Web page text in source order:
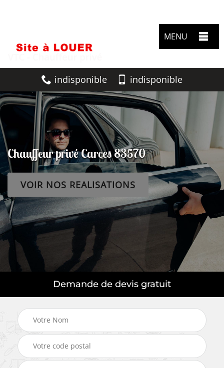
MENU
indisponible indisponible
Chauffeur privé Carces 83570
VOIR NOS REALISATIONS
Demande de devis gratuit